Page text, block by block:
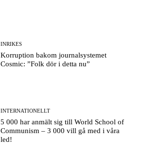
INRIKES
Korruption bakom journalsystemet
Cosmic: ”Folk dör i detta nu”
INTERNATIONELLT
5 000 har anmält sig till World School of
Communism – 3 000 vill gå med i våra
led!